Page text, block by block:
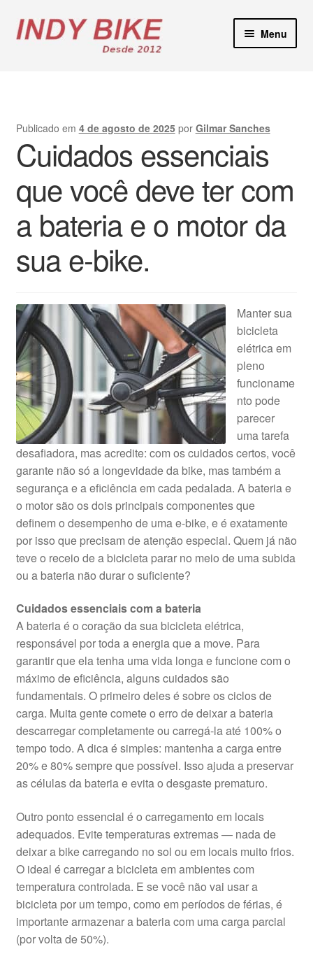
Pular
para
Pular
para
Menu
Lojas Físicas
Manutenção E-Bikes
Locação de Bicicletas
Contato
Publicado em 4 de agosto de 2025 por Gilmar Sanches
Cuidados essenciais
que você deve ter com
a bateria e o motor da
sua e-bike.
Manter sua
bicicleta
elétrica em
pleno
funcioname
nto pode
parecer
uma tarefa
desafiadora, mas acredite: com os cuidados certos, você
garante não só a longevidade da bike, mas também a
segurança e a eficiência em cada pedalada. A bateria e
o motor são os dois principais componentes que
definem o desempenho de uma e-bike, e é exatamente
por isso que precisam de atenção especial. Quem já não
teve o receio de a bicicleta parar no meio de uma subida
ou a bateria não durar o suficiente?
Cuidados essenciais com a bateria
A bateria é o coração da sua bicicleta elétrica,
responsável por toda a energia que a move. Para
garantir que ela tenha uma vida longa e funcione com o
máximo de eficiência, alguns cuidados são
fundamentais. O primeiro deles é sobre os ciclos de
carga. Muita gente comete o erro de deixar a bateria
descarregar completamente ou carregá-la até 100% o
tempo todo. A dica é simples: mantenha a carga entre
20% e 80% sempre que possível. Isso ajuda a preservar
as células da bateria e evita o desgaste prematuro.
Outro ponto essencial é o carregamento em locais
adequados. Evite temperaturas extremas — nada de
deixar a bike carregando no sol ou em locais muito frios.
O ideal é carregar a bicicleta em ambientes com
temperatura controlada. E se você não vai usar a
bicicleta por um tempo, como em períodos de férias, é
importante armazenar a bateria com uma carga parcial
(por volta de 50%).